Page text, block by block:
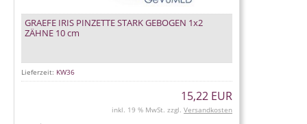
GRAEFE IRIS PINZETTE STARK GEBOGEN 1x2
ZÄHNE 10 cm
Lieferzeit: KW36
15,22 EUR
inkl. 19 % MwSt. zzgl. Versandkosten